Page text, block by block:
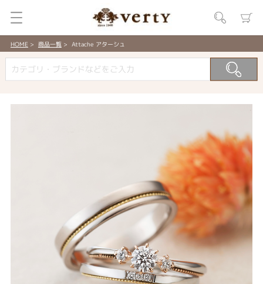
HOME 商品一覧 Attache アターシュ